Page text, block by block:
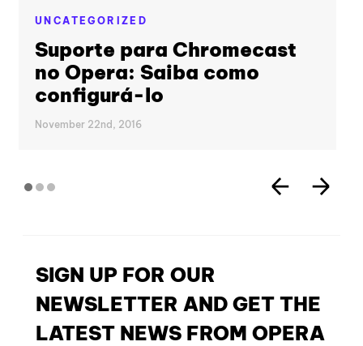
UNCATEGORIZED
Suporte para Chromecast
no Opera: Saiba como
configurá-lo
November 22nd, 2016
SIGN UP FOR OUR
NEWSLETTER AND GET THE
LATEST NEWS FROM OPERA